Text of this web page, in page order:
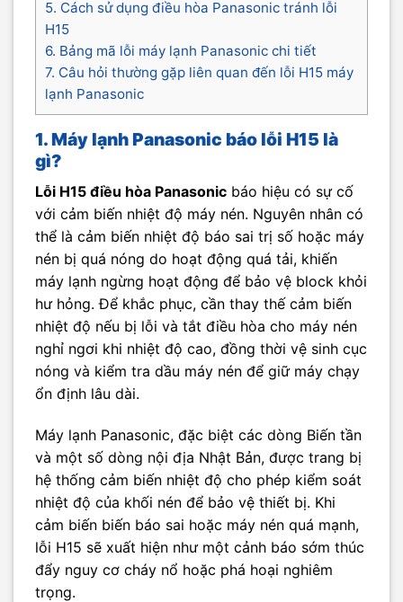
5. Cách sử dụng điều hòa Panasonic tránh lỗi
H15
6. Bảng mã lỗi máy lạnh Panasonic chi tiết
7. Câu hỏi thường gặp liên quan đến lỗi H15 máy
lạnh Panasonic
1. Máy lạnh Panasonic báo lỗi H15 là
gì?
Lỗi H15 điều hòa Panasonic báo hiệu có sự cố
với cảm biến nhiệt độ máy nén. Nguyên nhân có
thể là cảm biến nhiệt độ báo sai trị số hoặc máy
nén bị quá nóng do hoạt động quá tải, khiến
máy lạnh ngừng hoạt động để bảo vệ block khỏi
hư hỏng. Để khắc phục, cần thay thế cảm biến
nhiệt độ nếu bị lỗi và tắt điều hòa cho máy nén
nghỉ ngơi khi nhiệt độ cao, đồng thời vệ sinh cục
nóng và kiểm tra dầu máy nén để giữ máy chạy
ổn định lâu dài.
Máy lạnh Panasonic, đặc biệt các dòng Biến tần
và một số dòng nội địa Nhật Bản, được trang bị
hệ thống cảm biến nhiệt độ cho phép kiểm soát
nhiệt độ của khối nén để bảo vệ thiết bị. Khi
cảm biến biến báo sai hoặc máy nén quá mạnh,
lỗi H15 sẽ xuất hiện như một cảnh báo sớm thúc
đẩy nguy cơ cháy nổ hoặc phá hoại nghiêm
trọng.